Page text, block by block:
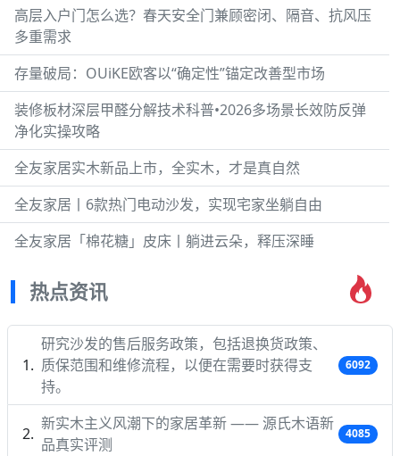
高层入户门怎么选？春天安全门兼顾密闭、隔音、抗风压
多重需求
存量破局：OUiKE欧客以“确定性”锚定改善型市场
装修板材深层甲醛分解技术科普•2026多场景长效防反弹
净化实操攻略
全友家居实木新品上市，全实木，才是真自然
全友家居丨6款热门电动沙发，实现宅家坐躺自由
全友家居「棉花糖」皮床丨躺进云朵，释压深睡
热点资讯
研究沙发的售后服务政策，包括退换货政策、
质保范围和维修流程，以便在需要时获得支
持。
6092
新实木主义风潮下的家居革新 —— 源氏木语新
品真实评测
4085